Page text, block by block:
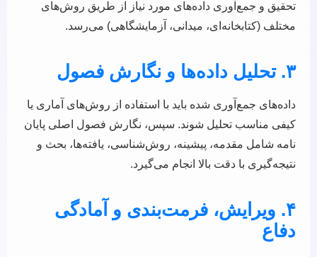
تحقیق و جمع‌آوری داده‌های مورد نیاز از طریق روش‌های
مختلف (کتابخانه‌ای، میدانی، آزمایشگاهی) می‌رسد.
۳. تحلیل داده‌ها و نگارش فصول
داده‌های جمع‌آوری شده باید با استفاده از روش‌های آماری یا
کیفی مناسب تحلیل شوند. سپس، نگارش فصول اصلی پایان
نامه شامل مقدمه، پیشینه، روش‌شناسی، یافته‌ها، بحث و
نتیجه‌گیری با دقت بالا انجام می‌گیرد.
۴. ویرایش، فرمت‌بندی و آمادگی
دفاع